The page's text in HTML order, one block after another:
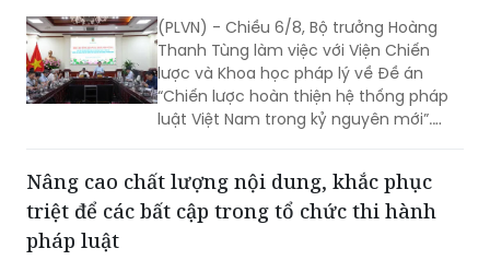
(PLVN) - Chiều 6/8, Bộ trưởng Hoàng
Thanh Tùng làm việc với Viện Chiến
lược và Khoa học pháp lý về Đề án
“Chiến lược hoàn thiện hệ thống pháp
luật Việt Nam trong kỷ nguyên mới”.
Nâng cao chất lượng nội dung, khắc phục
triệt để các bất cập trong tổ chức thi hành
pháp luật